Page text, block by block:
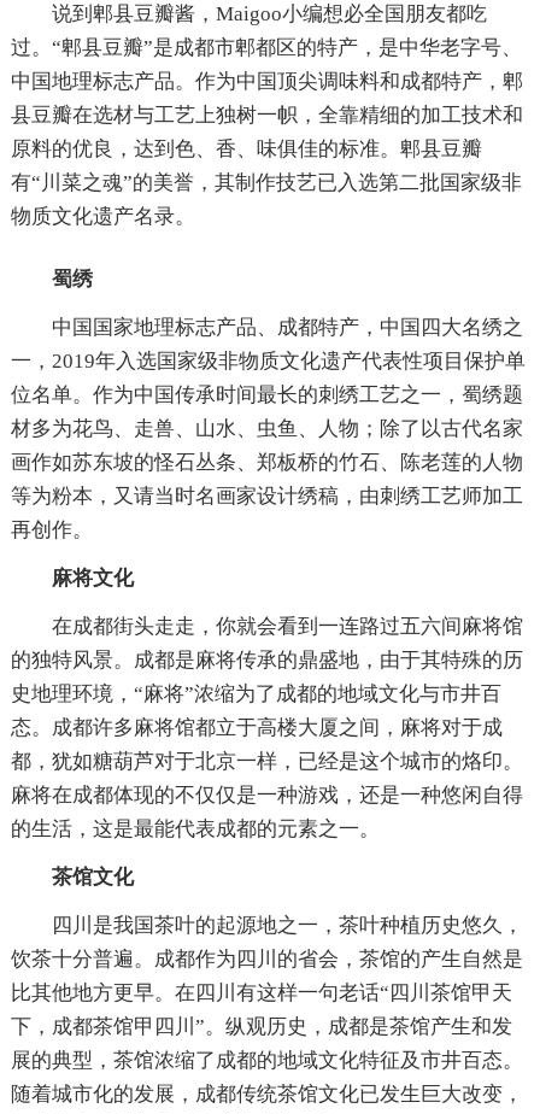
说到郫县豆瓣酱，Maigoo小编想必全国朋友都吃
过。“郫县豆瓣”是成都市郫都区的特产，是中华老字号、
中国地理标志产品。作为中国顶尖调味料和成都特产，郫
县豆瓣在选材与工艺上独树一帜，全靠精细的加工技术和
原料的优良，达到色、香、味俱佳的标准。郫县豆瓣
有“川菜之魂”的美誉，其制作技艺已入选第二批国家级非
物质文化遗产名录。
蜀绣
中国国家地理标志产品、成都特产，中国四大名绣之
一，2019年入选国家级非物质文化遗产代表性项目保护单
位名单。作为中国传承时间最长的刺绣工艺之一，蜀绣题
材多为花鸟、走兽、山水、虫鱼、人物；除了以古代名家
画作如苏东坡的怪石丛条、郑板桥的竹石、陈老莲的人物
等为粉本，又请当时名画家设计绣稿，由刺绣工艺师加工
再创作。
麻将文化
在成都街头走走，你就会看到一连路过五六间麻将馆
的独特风景。成都是麻将传承的鼎盛地，由于其特殊的历
史地理环境，“麻将”浓缩为了成都的地域文化与市井百
态。成都许多麻将馆都立于高楼大厦之间，麻将对于成
都，犹如糖葫芦对于北京一样，已经是这个城市的烙印。
麻将在成都体现的不仅仅是一种游戏，还是一种悠闲自得
的生活，这是最能代表成都的元素之一。
茶馆文化
四川是我国茶叶的起源地之一，茶叶种植历史悠久，
饮茶十分普遍。成都作为四川的省会，茶馆的产生自然是
比其他地方更早。在四川有这样一句老话“四川茶馆甲天
下，成都茶馆甲四川”。纵观历史，成都是茶馆产生和发
展的典型，茶馆浓缩了成都的地域文化特征及市井百态。
随着城市化的发展，成都传统茶馆文化已发生巨大改变，